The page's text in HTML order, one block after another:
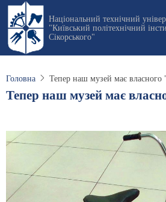
Перейти
основного
вмісту
Національний технічний
"Київський політехнічний
Сікорського"
Головна Тепер наш музей має власного
Тепер наш музей має